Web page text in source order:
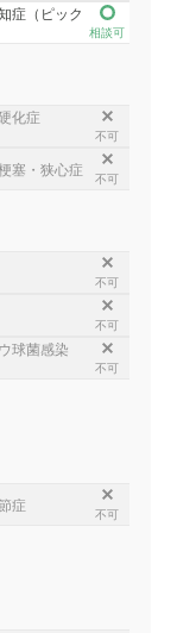
症（ピック
相談可
化症
不可
塞・狭心症
不可
不可
不可
球菌感染
不可
症
不可